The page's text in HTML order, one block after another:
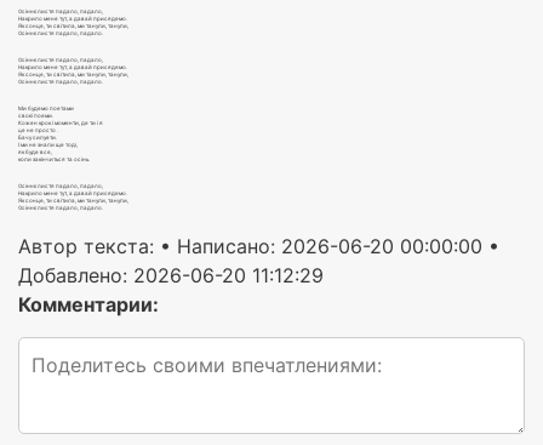
Осіннє листя падало, падало,
Накрило мене тут, а давай присядемо.
Як сонце, ти світила, ми танули, танули,
Осіннє листя падало, падало.
Осіннє листя падало, падало,
Накрило мене тут, а давай присядемо.
Як сонце, ти світила, ми танули, танули,
Осіннє листя падало, падало.
Ми будемо поетами
своєї поеми.
Кожен крок і моменти, де ти і я
це не просто .
Бачу силуети.
І ми не знали ще тоді,
як буде все,
коли закінчиться та осінь.
Осіннє листя падало, падало,
Накрило мене тут, а давай присядемо.
Як сонце, ти світила, ми танули, танули,
Осіннє листя падало, падало.
Автор текста: • Написано: 2026-06-20 00:00:00 •
Добавлено: 2026-06-20 11:12:29
Комментарии: